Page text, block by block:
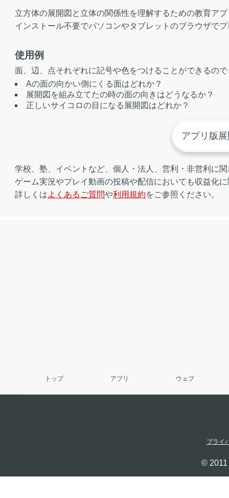
立方体の展開図と立体の関係性を理解するための教育ア
インストール不要でパソコンやタブレットのブラウザで
使用例
面、辺、点それぞれに記号や色をつけることができるの
Aの面の向かい側にくる面はどれか？
展開図を組み立てたの時の面の向きはどうなるか？
正しいサイコロの目になる展開図はどれか？
アプリ版
学校、塾、イベントなど、個人・法人、営利・非営利に
ゲーム実況やプレイ動画の投稿や配信においても収益化
詳しくはよくあるご質問や利用規約をご参照ください。
トップ アプリ ウェブ
プライ
© 2011